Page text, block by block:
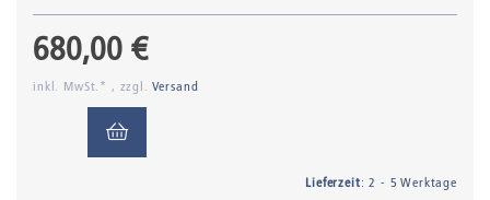
680,00 €
inkl. MwSt.* , zzgl. Versand
Lieferzeit: 2 - 5 Werktage